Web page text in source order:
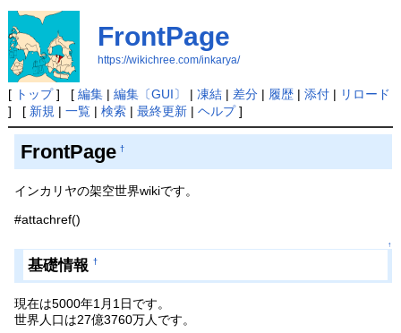
FrontPage
https://wikichree.com/inkarya/
[ トップ] [ 編集| 編集〔GUI〕 | 凍結| 差分| 履歴| 添付| リロード
] [ 新規 | 一覧| 検索| 最終更新| ヘルプ]
FrontPage †
インカリヤの架空世界wikiです。
#attachref()
↑
基礎情報 †
現在は5000年1月1日です。
世界人口は27億3760万人です。